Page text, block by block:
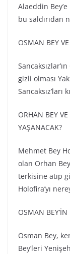
Alaeddin
bu saldırıdan
OSMAN BEY
gizli olması
ORHAN BEY
YAŞANACAK?
Mehmet Bey
olan Orhan
terkisine atıp
Holofira’yı
OSMAN
Osman Bey,
Bey’leri